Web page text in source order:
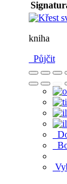
kniha
Půjčit